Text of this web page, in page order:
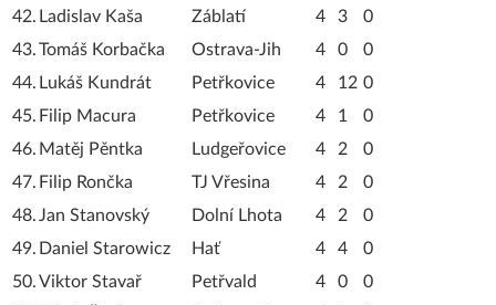
42. Ladislav Kaša Záblatí 4 3
0
43.Tomáš Korbačka Ostrava-Jih 4 0
0
44. Lukáš Kundrát Petřkovice 4 12 0
45. Filip Macura Petřkovice 4 1
0
46. Matěj Pěntka Ludgeřovice 4 2
0
47. Filip Rončka TJ Vřesina 4 2
0
48.Jan Stanovský Dolní Lhota 4 2
0
49. Daniel Starowicz Hať 4 4
0
50.Viktor Stavař Petřvald 4 0
0